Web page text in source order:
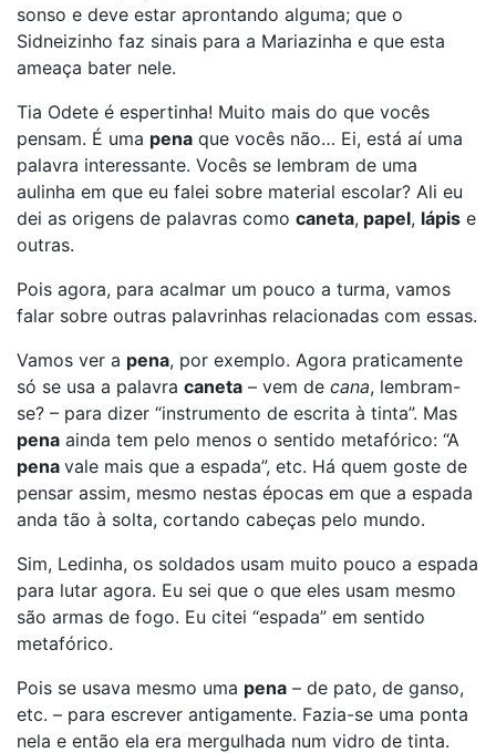
sonso e deve estar aprontando alguma; que o
Sidneizinho faz sinais para a Mariazinha e que esta
ameaça bater nele.
Tia Odete é espertinha! Muito mais do que vocês
pensam. É uma pena que vocês não… Ei, está aí uma
palavra interessante. Vocês se lembram de uma
aulinha em que eu falei sobre material escolar? Ali eu
dei as origens de palavras como caneta, papel, lápis e
outras.
Pois agora, para acalmar um pouco a turma, vamos
falar sobre outras palavrinhas relacionadas com essas.
Vamos ver a pena, por exemplo. Agora praticamente
só se usa a palavra caneta – vem de cana, lembram-
se? – para dizer “instrumento de escrita à tinta”. Mas
pena ainda tem pelo menos o sentido metafórico: “A
pena vale mais que a espada”, etc. Há quem goste de
pensar assim, mesmo nestas épocas em que a espada
anda tão à solta, cortando cabeças pelo mundo.
Sim, Ledinha, os soldados usam muito pouco a espada
para lutar agora. Eu sei que o que eles usam mesmo
são armas de fogo. Eu citei “espada” em sentido
metafórico.
Pois se usava mesmo uma pena – de pato, de ganso,
etc. – para escrever antigamente. Fazia-se uma ponta
nela e então ela era mergulhada num vidro de tinta.